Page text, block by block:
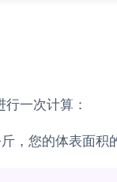
一次计算：
，您的体表面积